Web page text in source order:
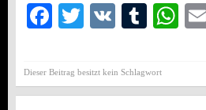
Facebook
Twitter
VK
Dieser Beitrag besitzt kein Schlagwort